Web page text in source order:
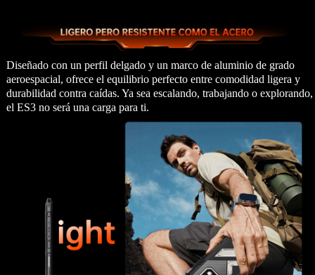
Diseñado con un perfil delgado y un marco de aluminio de grado
aeroespacial, ofrece el equilibrio perfecto entre comodidad ligera y
durabilidad contra caídas. Ya sea escalando, trabajando o explorando,
el ES3 no será una carga para ti.